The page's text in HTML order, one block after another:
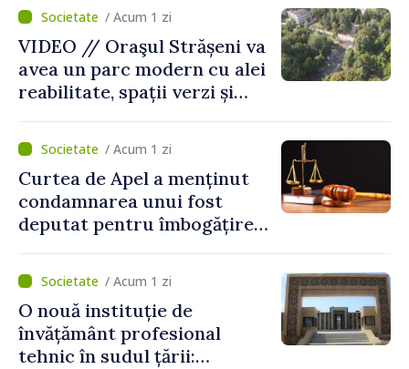
/ Acum 1 zi
VIDEO // Oraşul Strășeni va
avea un parc modern cu alei
reabilitate, spații verzi și
/ Acum 1 zi
Curtea de Apel a menținut
condamnarea unui fost
deputat pentru îmbogățire
statului peste 2,4 milioane
de lei
/ Acum 1 zi
O nouă instituție de
învățământ profesional
tehnic în sudul țării: